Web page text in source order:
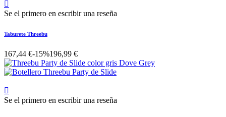

Se el primero en escribir una reseña
Taburete Threebu
167,44 €-15%196,99 €

Se el primero en escribir una reseña